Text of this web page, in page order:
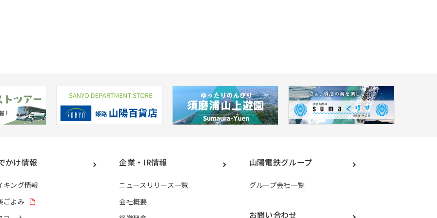
かけ情報
キング情報
ごよみ
企業・IR情報
ニュースリリース一覧
会社概要
山陽電鉄グループ
グループ会社一覧
お問い合わせ